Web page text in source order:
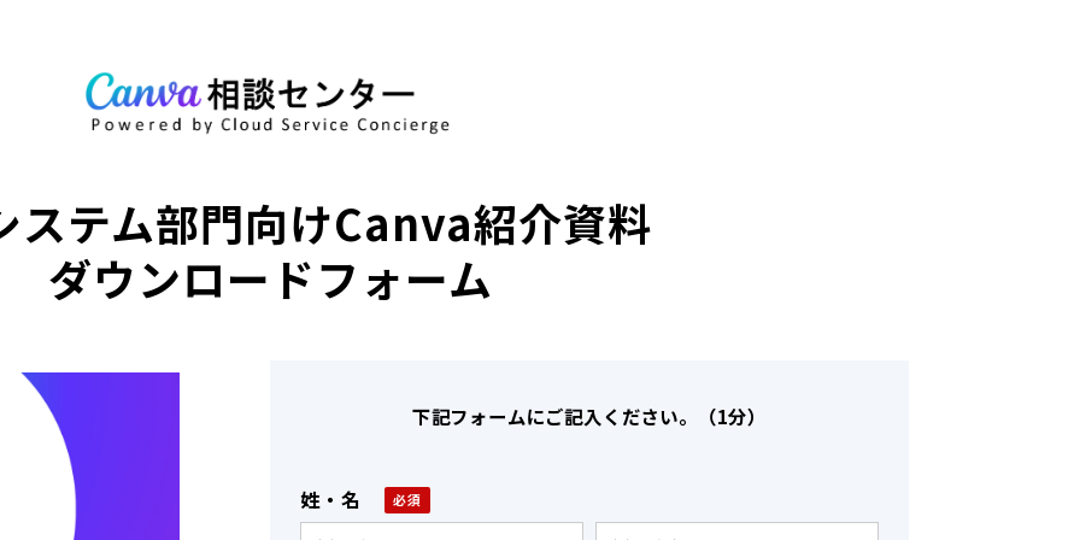
ステム部門向けCanva紹介資料
ダウンロードフォーム
下記フォームにご記入ください。（1分）
姓・名